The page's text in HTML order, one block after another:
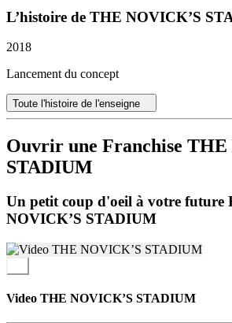
plusieurs avantages significatifs,
assistance opérationnelle, etc.)
Une identité très spécifique et unique
Accès à des fournisseurs agréés et
Stadium
Ces avantages font de la franchise THE
entreprise dans le secteur du divertissement
L’histoire de THE NOVICK’S
2018
Lancement du concept
Toute l'histoire de l'enseigne
Ouvrir une Franchise THE
STADIUM
Un petit coup d'oeil à votre future
NOVICK’S STADIUM
Video THE NOVICK’S STADIUM